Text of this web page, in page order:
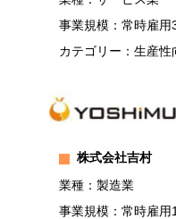
事業規模：常時雇用
カテゴリー：生産性
株式会社吉村
業種：製造業
事業規模：常時雇用